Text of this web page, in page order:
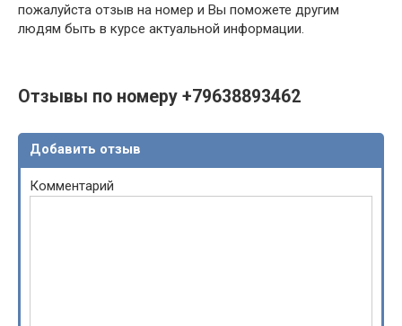
пожалуйста отзыв на номер и Вы поможете другим
людям быть в курсе актуальной информации.
Отзывы по номеру +79638893462
Добавить отзыв
Комментарий